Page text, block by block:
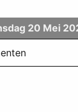
20 Mei